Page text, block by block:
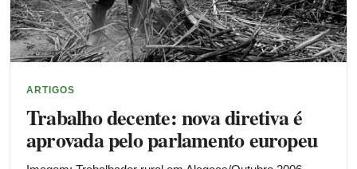
ARTIGOS
Trabalho decente: nova diretiva é
aprovada pelo parlamento europeu